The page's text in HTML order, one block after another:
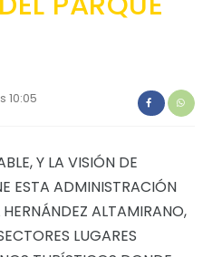
Ordenamiento Territorial -
- POA
10:05
Y LA VISIÓN DE
ESTA ADMINISTRACIÓN
ALTAMIRANO,
LUGARES